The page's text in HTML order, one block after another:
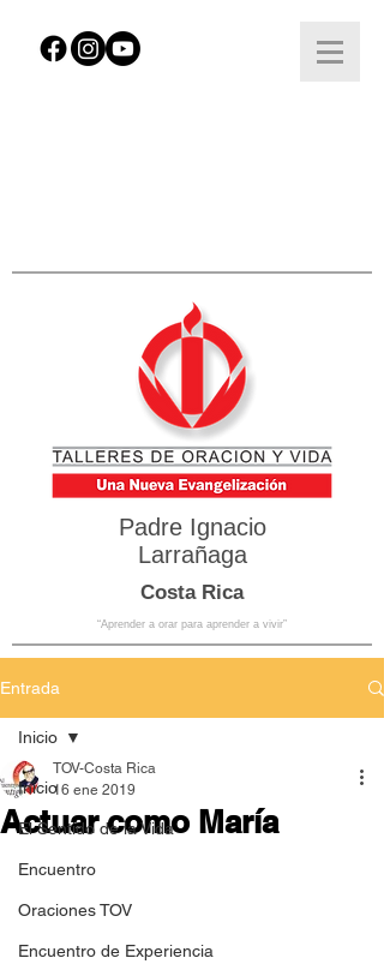
Padre Ignacio
Larrañaga
Costa Rica
“Aprender a orar para aprender a vivir”
Entrada
Inicio
El Sentido de la Vida
Encuentro
Oraciones TOV
Encuentro de Experiencia
Inicio
Actuar como María
TOV-Costa Rica
16 ene 2019